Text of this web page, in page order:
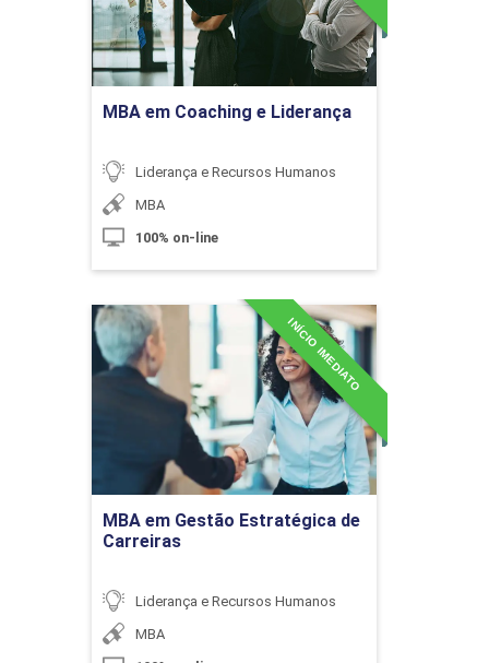
Coaching de Liderança
10h
Desempenho, Competências
Essenciais e Produtividade
Agronegócio Brasileiro
MBA em Coaching e Liderança
Liderança e Recursos Humanos
MBA
100% on-line
Ir para Inscrição
MBA em Gestão Estratégica de
Carreiras
INÍCIO IMEDIATO
Liderança e Recursos Humanos
MBA
MBA em Gestão
Estratégica de Carreiras
Detalhes do curso
Ir para Inscrição